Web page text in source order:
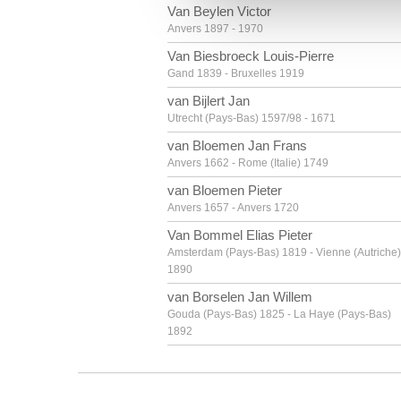
vous leur avez fournies ou
Van Beylen Victor
Anvers 1897 - 1970
Van Biesbroeck Louis-Pierre
Gand 1839 - Bruxelles 1919
van Bijlert Jan
Utrecht (Pays-Bas) 1597/98 - 1671
van Bloemen Jan Frans
Anvers 1662 - Rome (Italie) 1749
van Bloemen Pieter
Anvers 1657 - Anvers 1720
Van Bommel Elias Pieter
Amsterdam (Pays-Bas) 1819 - Vienne (Autriche)
1890
van Borselen Jan Willem
Gouda (Pays-Bas) 1825 - La Haye (Pays-Bas)
1892
Amsterdam ca. 1630 - 1677